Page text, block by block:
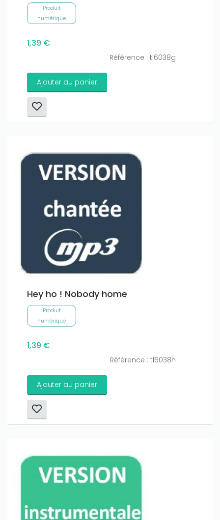
Produit
numérique
1,39 €
Référence : tl6038g
Ajouter au panier
Hey ho ! Nobody home
Produit
numérique
1,39 €
Référence : tl6038h
Ajouter au panier